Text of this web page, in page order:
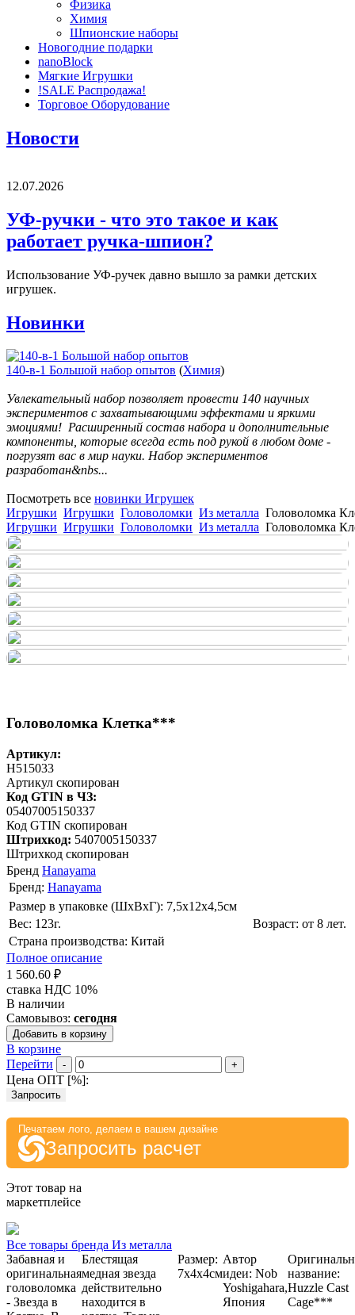
Физика
Химия
Шпионские наборы
Новогодние подарки
nanoBlock
Мягкие Игрушки
!SALE Распродажа!
Торговое Оборудование
Новости
12.07.2026
УФ-ручки - что это такое и как
работает ручка-шпион?
Использование УФ-ручек давно вышло за рамки детских
игрушек.
Новинки
140-в-1 Большой набор опытов (Химия)
Увлекательный набор позволяет провести 140 научных
экспериментов с захватывающими эффектами и яркими
эмоциями! Расширенный состав набора и дополнительные
компоненты, которые всегда есть под рукой в любом доме -
погрузят вас в мир науки. Набор экспериментов
разработан&nbs...
Посмотреть все новинки Игрушек
Игрушки Игрушки Головоломки Из металла Головоломка
Игрушки Игрушки Головоломки Из металла Головоломка
Головоломка Клетка***
Артикул:
H515033
Артикул скопирован
Код GTIN в ЧЗ:
05407005150337
Код GTIN скопирован
Штрихкод: 5407005150337
Штрихкод скопирован
Бренд Hanayama
Бренд: Hanayama
Размер в упаковке (ШхВxГ): 7,5х12х4,5cм
Вес: 123г.
Возраст: от 8 лет.
Страна производства: Китай
Полное описание
1 560.60 ₽
ставка НДС 10%
В наличии
Самовывоз: сегодня
Добавить в корзину
В корзине
Перейти
- +
Цена ОПТ [%]:
Запросить
Печатаем лого, делаем в вашем дизайне
Запросить расчет
Этот товар на
маркетплейсе
Все товары бренда Из металла
Забавная и
оригинальная
головоломка
- Звезда в
Блестящая
медная звезда
действительно
находится в
Размер:
7х4х4см
Автор
идеи: Nob
Yoshigahara,
Япония
название:
Huzzle Cast
Cage***